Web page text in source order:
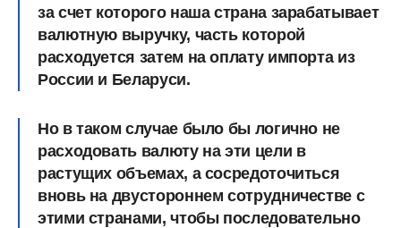
за счет которого наша страна зарабатывает
валютную выручку, часть которой
расходуется затем на оплату импорта из
России и Беларуси.
Но в таком случае было бы логично не
расходовать валюту на эти цели в
растущих объемах, а сосредоточиться
вновь на двустороннем сотрудничестве с
этими странами, чтобы последовательно